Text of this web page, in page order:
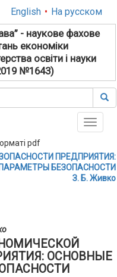
English • На русском
- наукове фахове
економіки
освіти і науки
№1643)
Toggle
ПРЕДПРИЯТИЯ:
БЕЗОПАСНОСТИ
З. Б. Живко
ОСНОВНЫЕ